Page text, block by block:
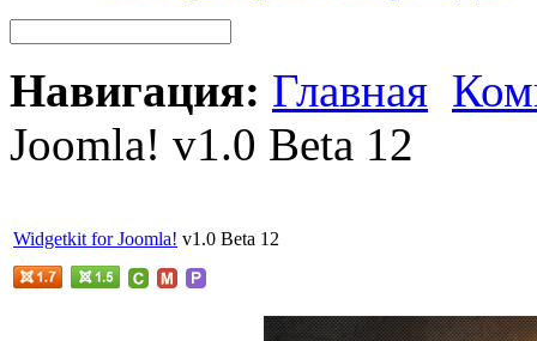
Навигация: Главная
Joomla! v1.0 Beta 12
Widgetkit forJoomla! v1.0 Beta 12